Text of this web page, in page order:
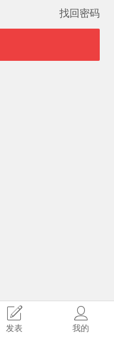
找回密码
发表 我的